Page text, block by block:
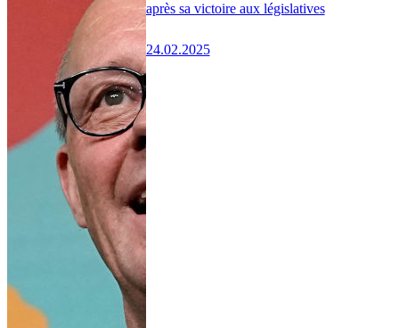
après sa victoire aux législatives
24.02.2025